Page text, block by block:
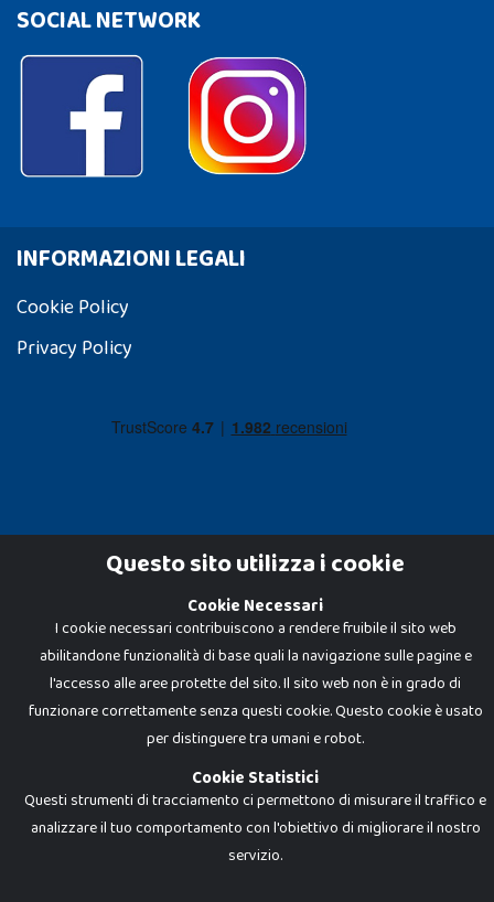
SOCIAL NETWORK
INFORMAZIONI LEGALI
Cookie Policy
Privacy Policy
Dadi e Mattoncini è un brand di Giocabene Srl. Ogni riproduzione o utilizzo non
espressamente autorizzato è severamente vietato. Tutti i loghi, marchi,
brand elencati nel presente shop sono di proprietà dei rispettivi titolari.
I prezzi e le promozioni pubblicate potrebbero differire da quanto esposto in
negozio.
Giocabene Srl - via della Posta 8, 20123 Milano (MI)
P.IVA 02608090425 - REA AN201199 - C.S. 10.000 i.v.
Questo sito utilizza i cookie
Cookie Necessari
I cookie necessari contribuiscono a rendere fruibile il sito web
abilitandone funzionalità di base quali la navigazione sulle pagine e
l'accesso alle aree protette del sito. Il sito web non è in grado di
funzionare correttamente senza questi cookie. Questo cookie è usato
per distinguere tra umani e robot.
Cookie Statistici
Questi strumenti di tracciamento ci permettono di misurare il traffico e
analizzare il tuo comportamento con l'obiettivo di migliorare il nostro
servizio.